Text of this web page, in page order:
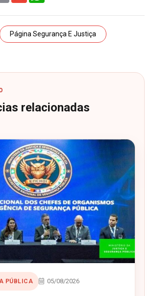
Página Segurança E Justiça
relacionadas
PÚBLICA 05/08/2026